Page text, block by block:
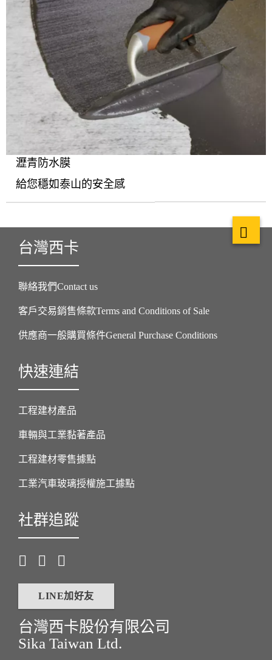
瀝青防水膜
給您穩如泰山的安全感
台灣西卡
聯絡我們Contact us
客戶交易銷售條款Terms and Conditions of Sale
供應商一般購買條件General Purchase Conditions
快速連結
工程建材產品
車輛與工業黏著產品
工程建材零售據點
工業汽車玻璃授權施工據點
社群追蹤
LINE加好友
台灣西卡股份有限公司
Sika Taiwan Ltd.